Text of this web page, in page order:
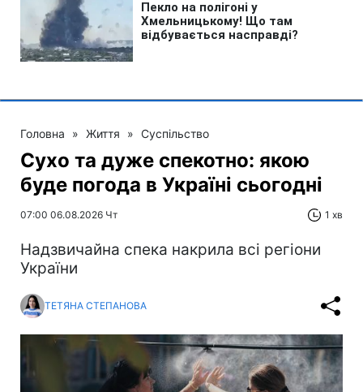
Головна » Життя » Суспільство
Сухо та дуже спекотно: якою
буде погода в Україні сьогодні
07:00 06.08.2026 Чт 1 хв
Надзвичайна спека накрила всі регіони
України
ТЕТЯНА СТЕПАНОВА